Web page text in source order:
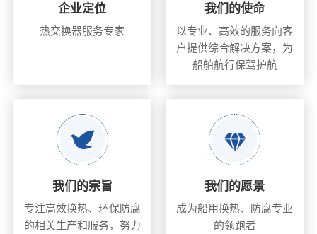
企业定位
热交换器服务专家
我们的使命
以专业、高效的服务向客
户提供综合解决方案，为
船舶航行保驾护航
我们的宗旨
专注高效换热、环保防腐
的相关生产和服务，努力
我们的愿景
成为船用换热、防腐专业
的领跑者